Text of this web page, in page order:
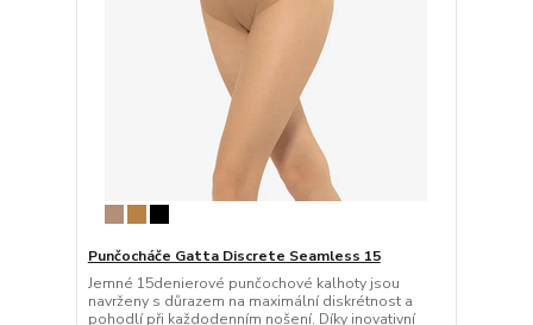
Punčocháče Gatta Discrete Seamless 15
Jemné 15denierové punčochové kalhoty jsou
navrženy s důrazem na maximální diskrétnost a
pohodlí při každodenním nošení. Díky inovativní